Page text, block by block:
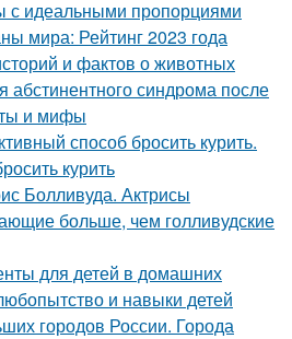
с идеальными пропорциями
мира: Рейтинг 2023 года
и фактов о животных
синдрома после
и мифы
способ бросить курить.
курить
Болливуда. Актрисы
больше, чем голливудские
для детей в домашних
и навыки детей
городов России. Города